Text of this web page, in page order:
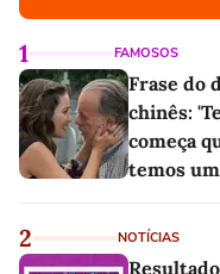
1 FAMOSOS
Frase do
chinês:
começa
temos
2 NOTÍCIAS